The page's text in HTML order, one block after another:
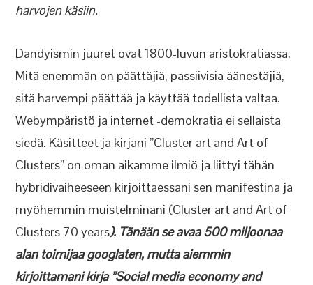
harvojen käsiin.
Dandyismin juuret ovat 1800-luvun aristokratiassa.
Mitä enemmän on päättäjiä, passiivisia äänestäjiä,
sitä harvempi päättää ja käyttää todellista valtaa.
Webympäristö ja internet -demokratia ei sellaista
siedä. Käsitteet ja kirjani ”Cluster art and Art of
Clusters” on oman aikamme ilmiö ja liittyi tähän
hybridivaiheeseen kirjoittaessani sen manifestina ja
myöhemmin muistelminani (Cluster art and Art of
Clusters 70 years). Tänään se avaa 500 miljoonaa
alan toimijaa googlaten, mutta aiemmin
kirjoittamani kirja ”Social media economy and